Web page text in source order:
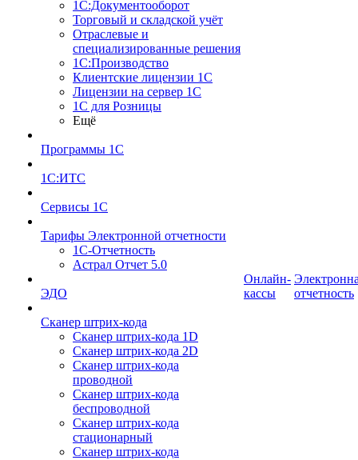
1С:Документооборот
Торговый и складской учёт
Отраслевые и
специализированные решения
1С:Производство
Клиентские лицензии 1С
Лицензии на сервер 1С
1С для Розницы
Ещё
Программы 1С
1С:ИТС
Сервисы 1С
Тарифы Электронной отчетности
1С-Отчетность
Астрал Отчет 5.0
ЭДО
Сканер штрих-кода
Сканер штрих-кода 1D
Сканер штрих-кода 2D
Сканер штрих-кода
проводной
Сканер штрих-кода
беспроводной
Сканер штрих-кода
стационарный
Сканер штрих-кода
Онлайн-
кассы
отчетность